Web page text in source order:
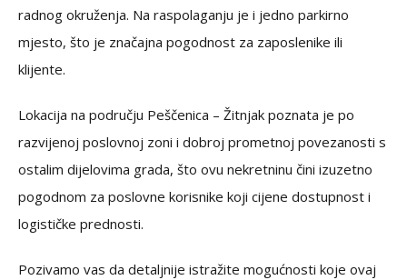
radnog okruženja. Na raspolaganju je i jedno parkirno
mjesto, što je značajna pogodnost za zaposlenike ili
klijente.
Lokacija na području Peščenica – Žitnjak poznata je po
razvijenoj poslovnoj zoni i dobroj prometnoj povezanosti s
ostalim dijelovima grada, što ovu nekretninu čini izuzetno
pogodnom za poslovne korisnike koji cijene dostupnost i
logističke prednosti.
Pozivamo vas da detaljnije istražite mogućnosti koje ovaj